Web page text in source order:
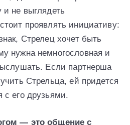
и не выглядеть
проявлять инициативу:
Стрелец хочет быть
нужна немногословная и
Если партнерша
Стрельца, ей придется
с его друзьями.
— это общение с